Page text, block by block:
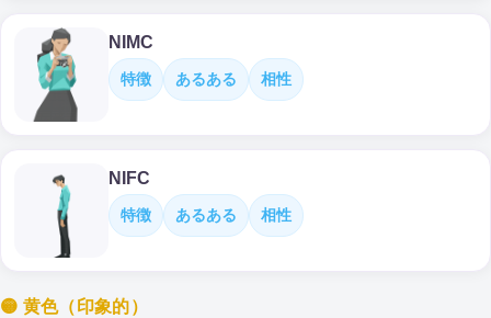
NIMC
特徴 あるある 相性
NIFC
特徴 あるある 相性
🟡 黄色（印象的）